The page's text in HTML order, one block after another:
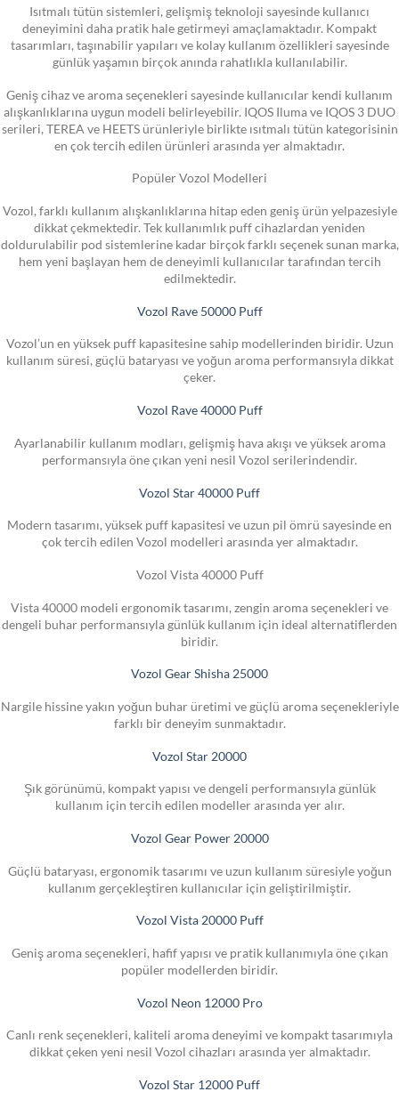
Isıtmalı tütün sistemleri, gelişmiş teknoloji sayesinde kullanıcı
deneyimini daha pratik hale getirmeyi amaçlamaktadır. Kompakt
tasarımları, taşınabilir yapıları ve kolay kullanım özellikleri sayesinde
günlük yaşamın birçok anında rahatlıkla kullanılabilir.
Geniş cihaz ve aroma seçenekleri sayesinde kullanıcılar kendi kullanım
alışkanlıklarına uygun modeli belirleyebilir. IQOS Iluma ve IQOS 3 DUO
serileri, TEREA ve HEETS ürünleriyle birlikte ısıtmalı tütün kategorisinin
en çok tercih edilen ürünleri arasında yer almaktadır.
Popüler Vozol Modelleri
Vozol, farklı kullanım alışkanlıklarına hitap eden geniş ürün yelpazesiyle
dikkat çekmektedir. Tek kullanımlık puff cihazlardan yeniden
doldurulabilir pod sistemlerine kadar birçok farklı seçenek sunan marka,
hem yeni başlayan hem de deneyimli kullanıcılar tarafından tercih
edilmektedir.
Vozol Rave 50000 Puff
Vozol’un en yüksek puff kapasitesine sahip modellerinden biridir. Uzun
kullanım süresi, güçlü bataryası ve yoğun aroma performansıyla dikkat
çeker.
Vozol Rave 40000 Puff
Ayarlanabilir kullanım modları, gelişmiş hava akışı ve yüksek aroma
performansıyla öne çıkan yeni nesil Vozol serilerindendir.
Vozol Star 40000 Puff
Modern tasarımı, yüksek puff kapasitesi ve uzun pil ömrü sayesinde en
çok tercih edilen Vozol modelleri arasında yer almaktadır.
Vozol Vista 40000 Puff
Vista 40000 modeli ergonomik tasarımı, zengin aroma seçenekleri ve
dengeli buhar performansıyla günlük kullanım için ideal alternatiflerden
biridir.
Vozol Gear Shisha 25000
Nargile hissine yakın yoğun buhar üretimi ve güçlü aroma seçenekleriyle
farklı bir deneyim sunmaktadır.
Vozol Star 20000
Şık görünümü, kompakt yapısı ve dengeli performansıyla günlük
kullanım için tercih edilen modeller arasında yer alır.
Vozol Gear Power 20000
Güçlü bataryası, ergonomik tasarımı ve uzun kullanım süresiyle yoğun
kullanım gerçekleştiren kullanıcılar için geliştirilmiştir.
Vozol Vista 20000 Puff
Geniş aroma seçenekleri, hafif yapısı ve pratik kullanımıyla öne çıkan
popüler modellerden biridir.
Vozol Neon 12000 Pro
Canlı renk seçenekleri, kaliteli aroma deneyimi ve kompakt tasarımıyla
dikkat çeken yeni nesil Vozol cihazları arasında yer almaktadır.
Vozol Star 12000 Puff